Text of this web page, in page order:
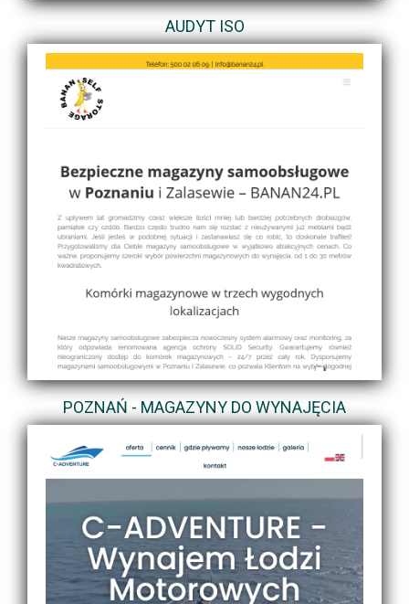
AUDYT ISO
POZNAŃ - MAGAZYNY DO WYNAJĘCIA